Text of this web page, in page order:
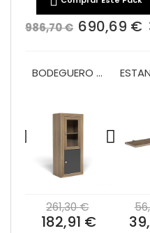
986,70 € 690,69 €
BODEGUERO 60 CM MOD.PRAGA
261,30 €
182,91 €